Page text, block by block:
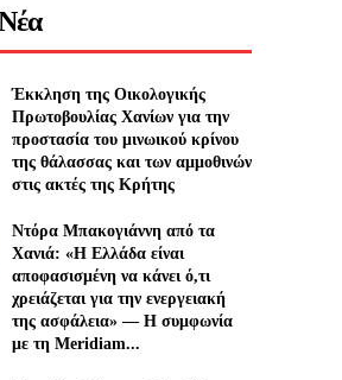
Έκκληση της Οικολογικής
Πρωτοβουλίας Χανίων για την
προστασία του μινωικού κρίνου
της θάλασσας και των αμμοθινών
στις ακτές της Κρήτης
Ντόρα Μπακογιάννη από τα
Χανιά: «Η Ελλάδα είναι
αποφασισμένη να κάνει ό,τι
χρειάζεται για την ενεργειακή
της ασφάλεια» — Η συμφωνία
με τη Meridiam...